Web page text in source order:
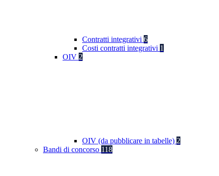
Contratti integrativi 6
Costi contratti integrativi 1
OIV 2
OIV (da pubblicare in tabelle) 2
Bandi di concorso 118